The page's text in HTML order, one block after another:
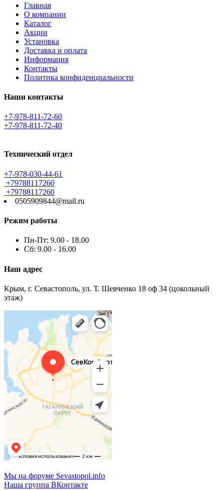
Главная
О компании
Каталог
Акции
Установка
Доставка и оплата
Информация
Контакты
Политика конфиденциальности
Наши контакты
+7-978-811-72-60
+7-978-811-72-40
Технический отдел
+7-978-030-44-61
+79788117260
+79788117260
0505909844@mail.ru
Режим работы
Пн-Пт: 9.00 - 18.00
Сб: 9.00 - 16.00
Наш адрес
Крым, г. Севастополь, ул. Т. Шевченко 18 оф 34 (цокольный
этаж)
Мы на форуме Sevastopol.info
Наша группа ВКонтакте